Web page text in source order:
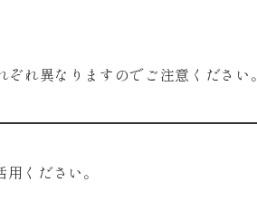
れ異なりますのでご注意ください。
ください。